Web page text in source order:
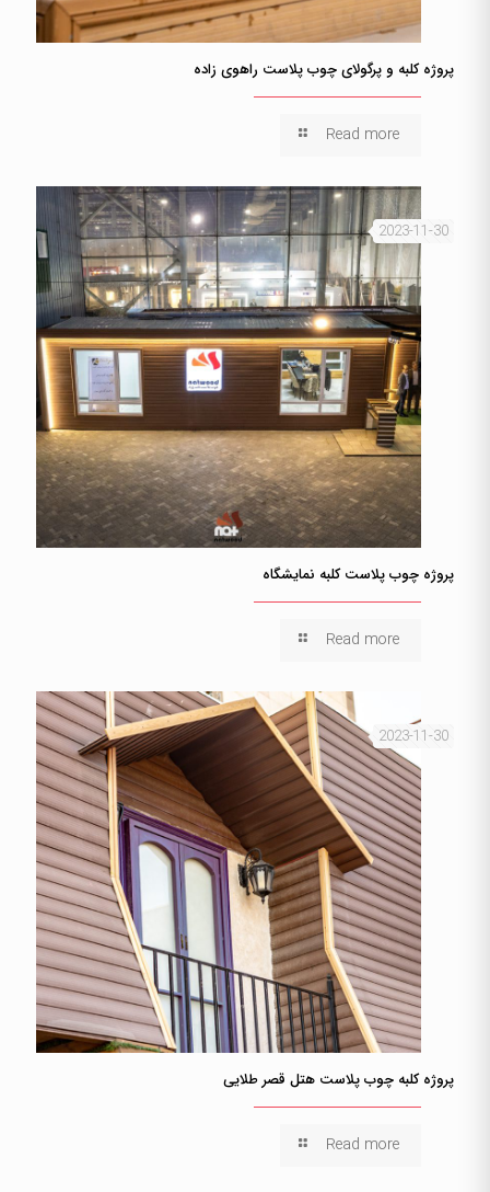
پروژه کلبه و پرگولای چوب پلاست راهوی زاده
Read more
2023-11-30
پروژه چوب پلاست کلبه نمایشگاه
Read more
2023-11-30
پروژه کلبه چوب پلاست هتل قصر طلایی
Read more